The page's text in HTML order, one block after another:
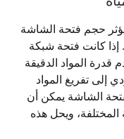
حجم فتحة الشاشة
كانت فتحة شبكة
المواد الدقيقة
إلى تفريغ المواد
الشاشة يمكن أن
المختلفة، ويحل هذه